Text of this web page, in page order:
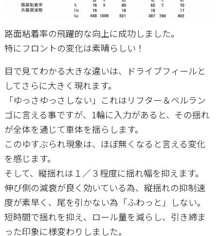
路面粘着率の飛躍的な向上に成功しました。
特にフロントの変化は素晴らしい！
目で見てわかる大きな違いは、ドライブフィールと
してさらに大きく現れます。
「ゆっさゆっさしない」これはリフター＆ベルラン
ゴに言える事ですが、1輪に入力があると、その揺れ
が全体を通じて車体を揺らします。
このゆすぶられ現象は、ほぼ無くなると言える変化
を感じます。
そして、縦揺れは１／３程度に揺れ幅を抑えます。
伸び側の減衰が良く効いている為、縦揺れの抑制速
度が素早く、尾を引かない為「ふわっと」しない。
短時間で揺れを抑え、ロール量を減らし、引き締ま
った印象に様変わりしました。